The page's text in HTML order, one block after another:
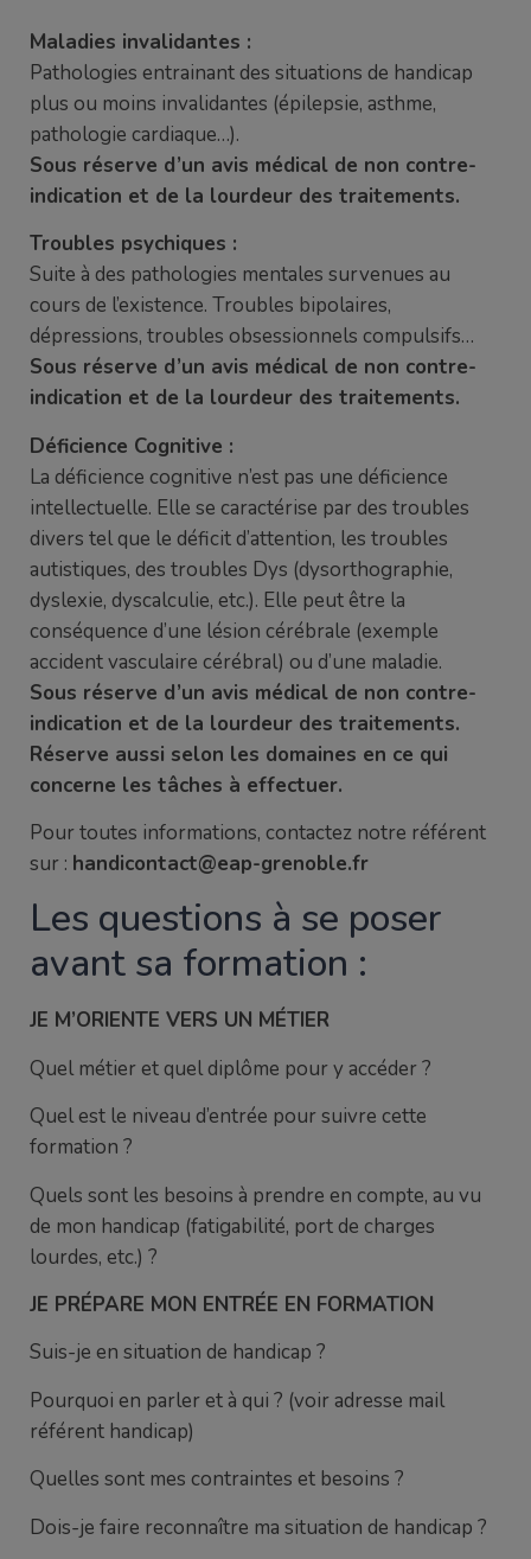
Maladies invalidantes :
Pathologies entrainant des situations de handicap
plus ou moins invalidantes (épilepsie, asthme,
pathologie cardiaque…).
Sous réserve d’un avis médical de non contre-
indication et de la lourdeur des traitements.
Troubles psychiques :
Suite à des pathologies mentales survenues au
cours de l’existence. Troubles bipolaires,
dépressions, troubles obsessionnels compulsifs…
Sous réserve d’un avis médical de non contre-
indication et de la lourdeur des traitements.
Déficience Cognitive :
La déficience cognitive n’est pas une déficience
intellectuelle. Elle se caractérise par des troubles
divers tel que le déficit d’attention, les troubles
autistiques, des troubles Dys (dysorthographie,
dyslexie, dyscalculie, etc.). Elle peut être la
conséquence d’une lésion cérébrale (exemple
accident vasculaire cérébral) ou d’une maladie.
Sous réserve d’un avis médical de non contre-
indication et de la lourdeur des traitements.
Réserve aussi selon les domaines en ce qui
concerne les tâches à effectuer.
Pour toutes informations, contactez notre référent
sur : handicontact@eap-grenoble.fr
Les questions à se poser
avant sa formation :
JE M’ORIENTE VERS UN MÉTIER
Quel métier et quel diplôme pour y accéder ?
Quel est le niveau d’entrée pour suivre cette
formation ?
Quels sont les besoins à prendre en compte, au vu
de mon handicap (fatigabilité, port de charges
lourdes, etc.) ?
JE PRÉPARE MON ENTRÉE EN FORMATION
Suis-je en situation de handicap ?
Pourquoi en parler et à qui ? (voir adresse mail
référent handicap)
Quelles sont mes contraintes et besoins ?
Dois-je faire reconnaître ma situation de handicap ?